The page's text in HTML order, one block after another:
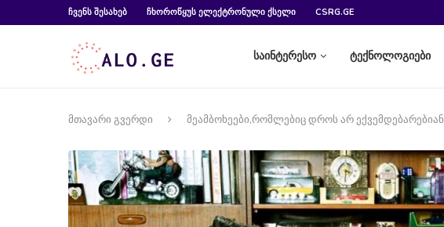
ᲩᲕᲔᲜᲡ ᲨᲔᲡᲐᲮᲔᲑ ᲩᲮᲝᲠᲝᲬᲧᲣᲡ ᲔᲚᲔᲥᲢᲠᲝᲜᲣᲚᲘ ᲥᲡᲔᲚᲘ CSRG.GE
საინტერესო ტექნოლოგიები
მთავარი გვერდი მეამბოხეები,რომლებიც დროს არ ექვემდებარებიან